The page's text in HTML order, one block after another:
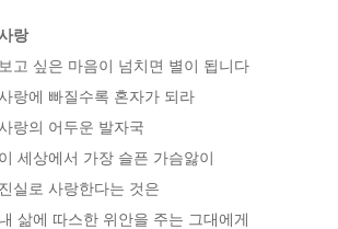
랑
보고 싶은 마음이 넘치면 별이 됩니다
랑에 빠질수록 혼자가 되라
랑의 어두운 발자국
이 세상에서 가장 슬픈 가슴앓이
진실로 사랑한다는 것은
내 삶에 따스한 위안을 주는 그대에게